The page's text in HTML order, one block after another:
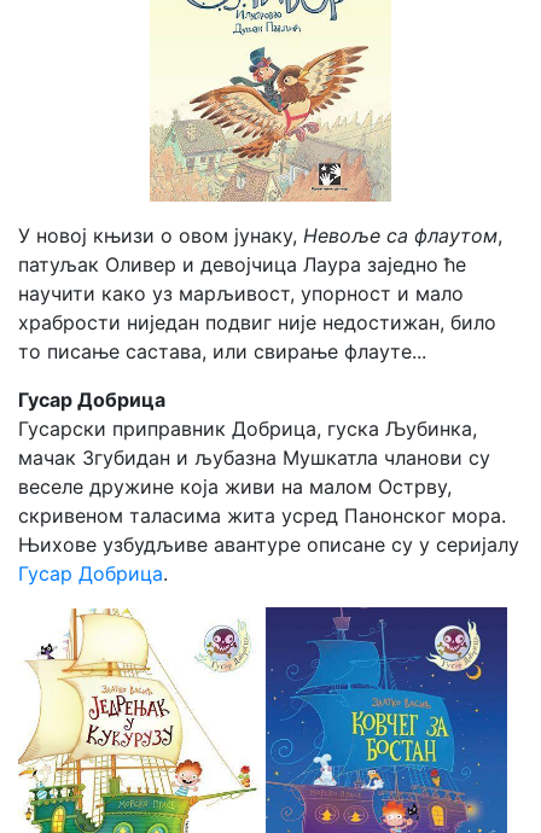
У новој књизи о овом јунаку, Невоље са флаутом,
патуљак Оливер и девојчица Лаура заједно ће
научити како уз марљивост, упорност и мало
храбрости ниједан подвиг није недостижан, било
то писање састава, или свирање флауте...
Гусар Добрица
Гусарски приправник Добрица, гуска Љубинка,
мачак Згубидан и љубазна Мушкатла чланови су
веселе дружине која живи на малом Острву,
скривеном таласима жита усред Панонског мора.
Њихове узбудљиве авантуре описане су у серијалу
Гусар Добрица.